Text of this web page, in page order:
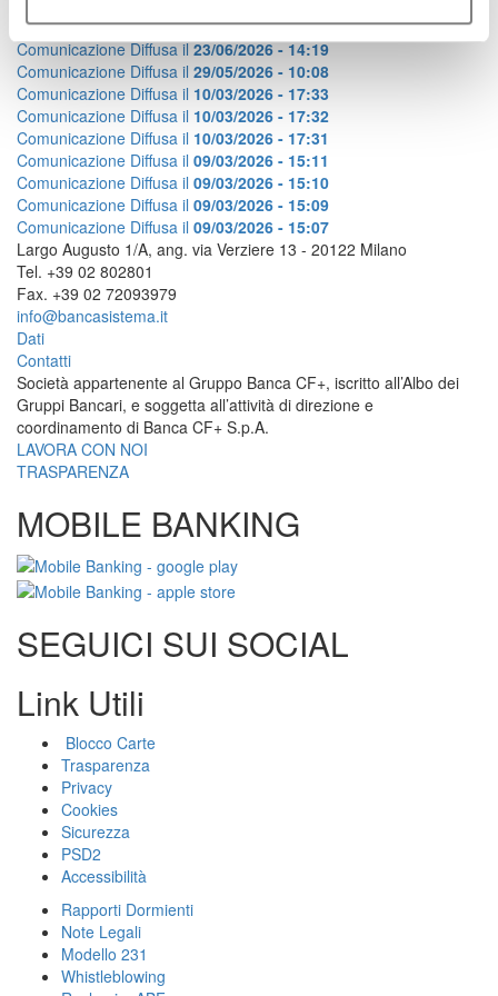
Comunicazione Diffusa il23/06/2026 - 14:19
Comunicazione Diffusa il 29/05/2026 - 10:08
Comunicazione Diffusa il 10/03/2026 - 17:33
Comunicazione Diffusa il 10/03/2026 - 17:32
Comunicazione Diffusa il 10/03/2026 - 17:31
Comunicazione Diffusa il 09/03/2026 - 15:11
Comunicazione Diffusa il 09/03/2026 - 15:10
Comunicazione Diffusa il 09/03/2026 - 15:09
Comunicazione Diffusa il 09/03/2026 - 15:07
Largo Augusto 1/A, ang. via Verziere 13 - 20122 Milano
Tel. +39 02 802801
Fax. +39 02 72093979
info@bancasistema.it
Dati
Contatti
Società appartenente al Gruppo Banca CF+, iscritto all’Albo dei
Gruppi Bancari, e soggetta all’attività di direzione e
coordinamento di Banca CF+ S.p.A.
LAVORA CON NOI
TRASPARENZA
MOBILE BANKING
SEGUICI SUI SOCIAL
Link Utili
Blocco Carte
Trasparenza
Privacy
Cookies
Sicurezza
PSD2
Accessibilità
Rapporti Dormienti
Note Legali
Modello 231
Whistleblowing